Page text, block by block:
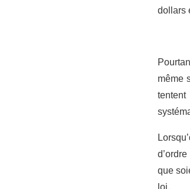
dollars
même
que
loi.